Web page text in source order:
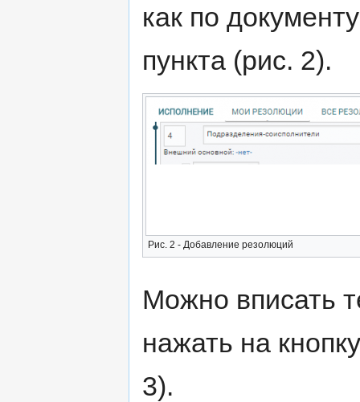
как по
пункта (рис. 2).
Рис. 2 - Добавление резолюций
Можно вписать
нажать на
3).